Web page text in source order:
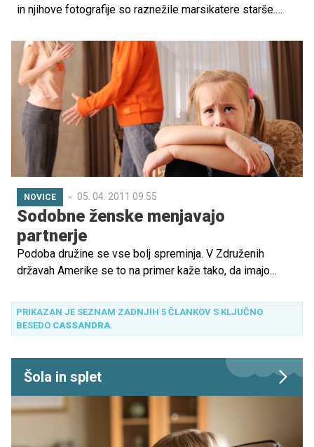
in njihove fotografije so raznežile marsikatere starše.
NOVICE 05. 04. 2011 09.55
Sodobne ženske menjavajo
partnerje
Podoba družine se vse bolj spreminja. V Združenih
državah Amerike se to na primer kaže tako, da imajo
PRIKAZAN JE SEZNAM ZADNJIH 5 ČLANKOV S KLJUČNO
BESEDO CASSANDRA.
Šola in splet